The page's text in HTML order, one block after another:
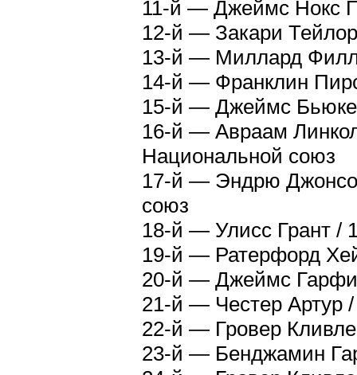
11-й — Джеймс Нокс
12-й — Закари
13-й — Миллард
14-й — Франклин
15-й — Джеймс
16-й — Авраам
Национальной союз
17-й — Эндрю
союз
18-й — Улисс Грант /
19-й — Ратерфорд
20-й — Джеймс
21-й — Честер Артур
22-й — Гровер
23-й — Бенджамин